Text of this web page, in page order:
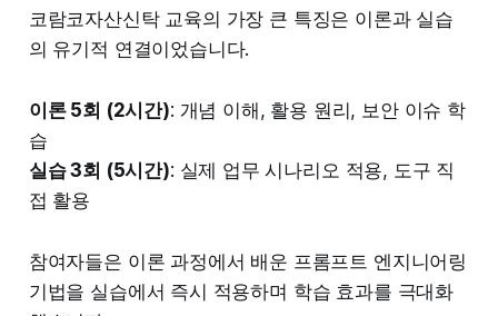
코람코자산신탁 교육의 가장 큰 특징은 이론과 실습
의 유기적 연결이었습니다.
이론 5회 (2시간): 개념 이해, 활용 원리, 보안 이슈 학
습
실습 3회 (5시간): 실제 업무 시나리오 적용, 도구 직
접 활용
참여자들은 이론 과정에서 배운 프롬프트 엔지니어링
기법을 실습에서 즉시 적용하며 학습 효과를 극대화